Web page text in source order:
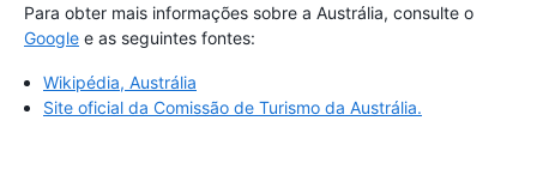
Para obter mais informações sobre a Austrália, consulte o
Google e as seguintes fontes:
Wikipédia, Austrália
Site oficial da Comissão de Turismo da Austrália.